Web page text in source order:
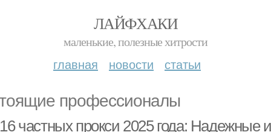
ЛАЙФХАКИ
маленькие, полезные хитрости
главная новости статьи
профессионалы
частных прокси 2025 года: Надежные